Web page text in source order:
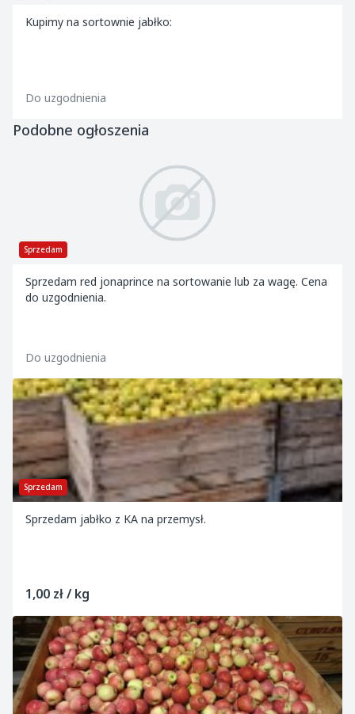
Kupimy na sortownie jabłko:
Do uzgodnienia
Podobne ogłoszenia
Sprzedam
Sprzedam red jonaprince na sortowanie lub za wagę. Cena
do uzgodnienia.
Do uzgodnienia
Sprzedam
Sprzedam jabłko z KA na przemysł.
1,00 zł / kg